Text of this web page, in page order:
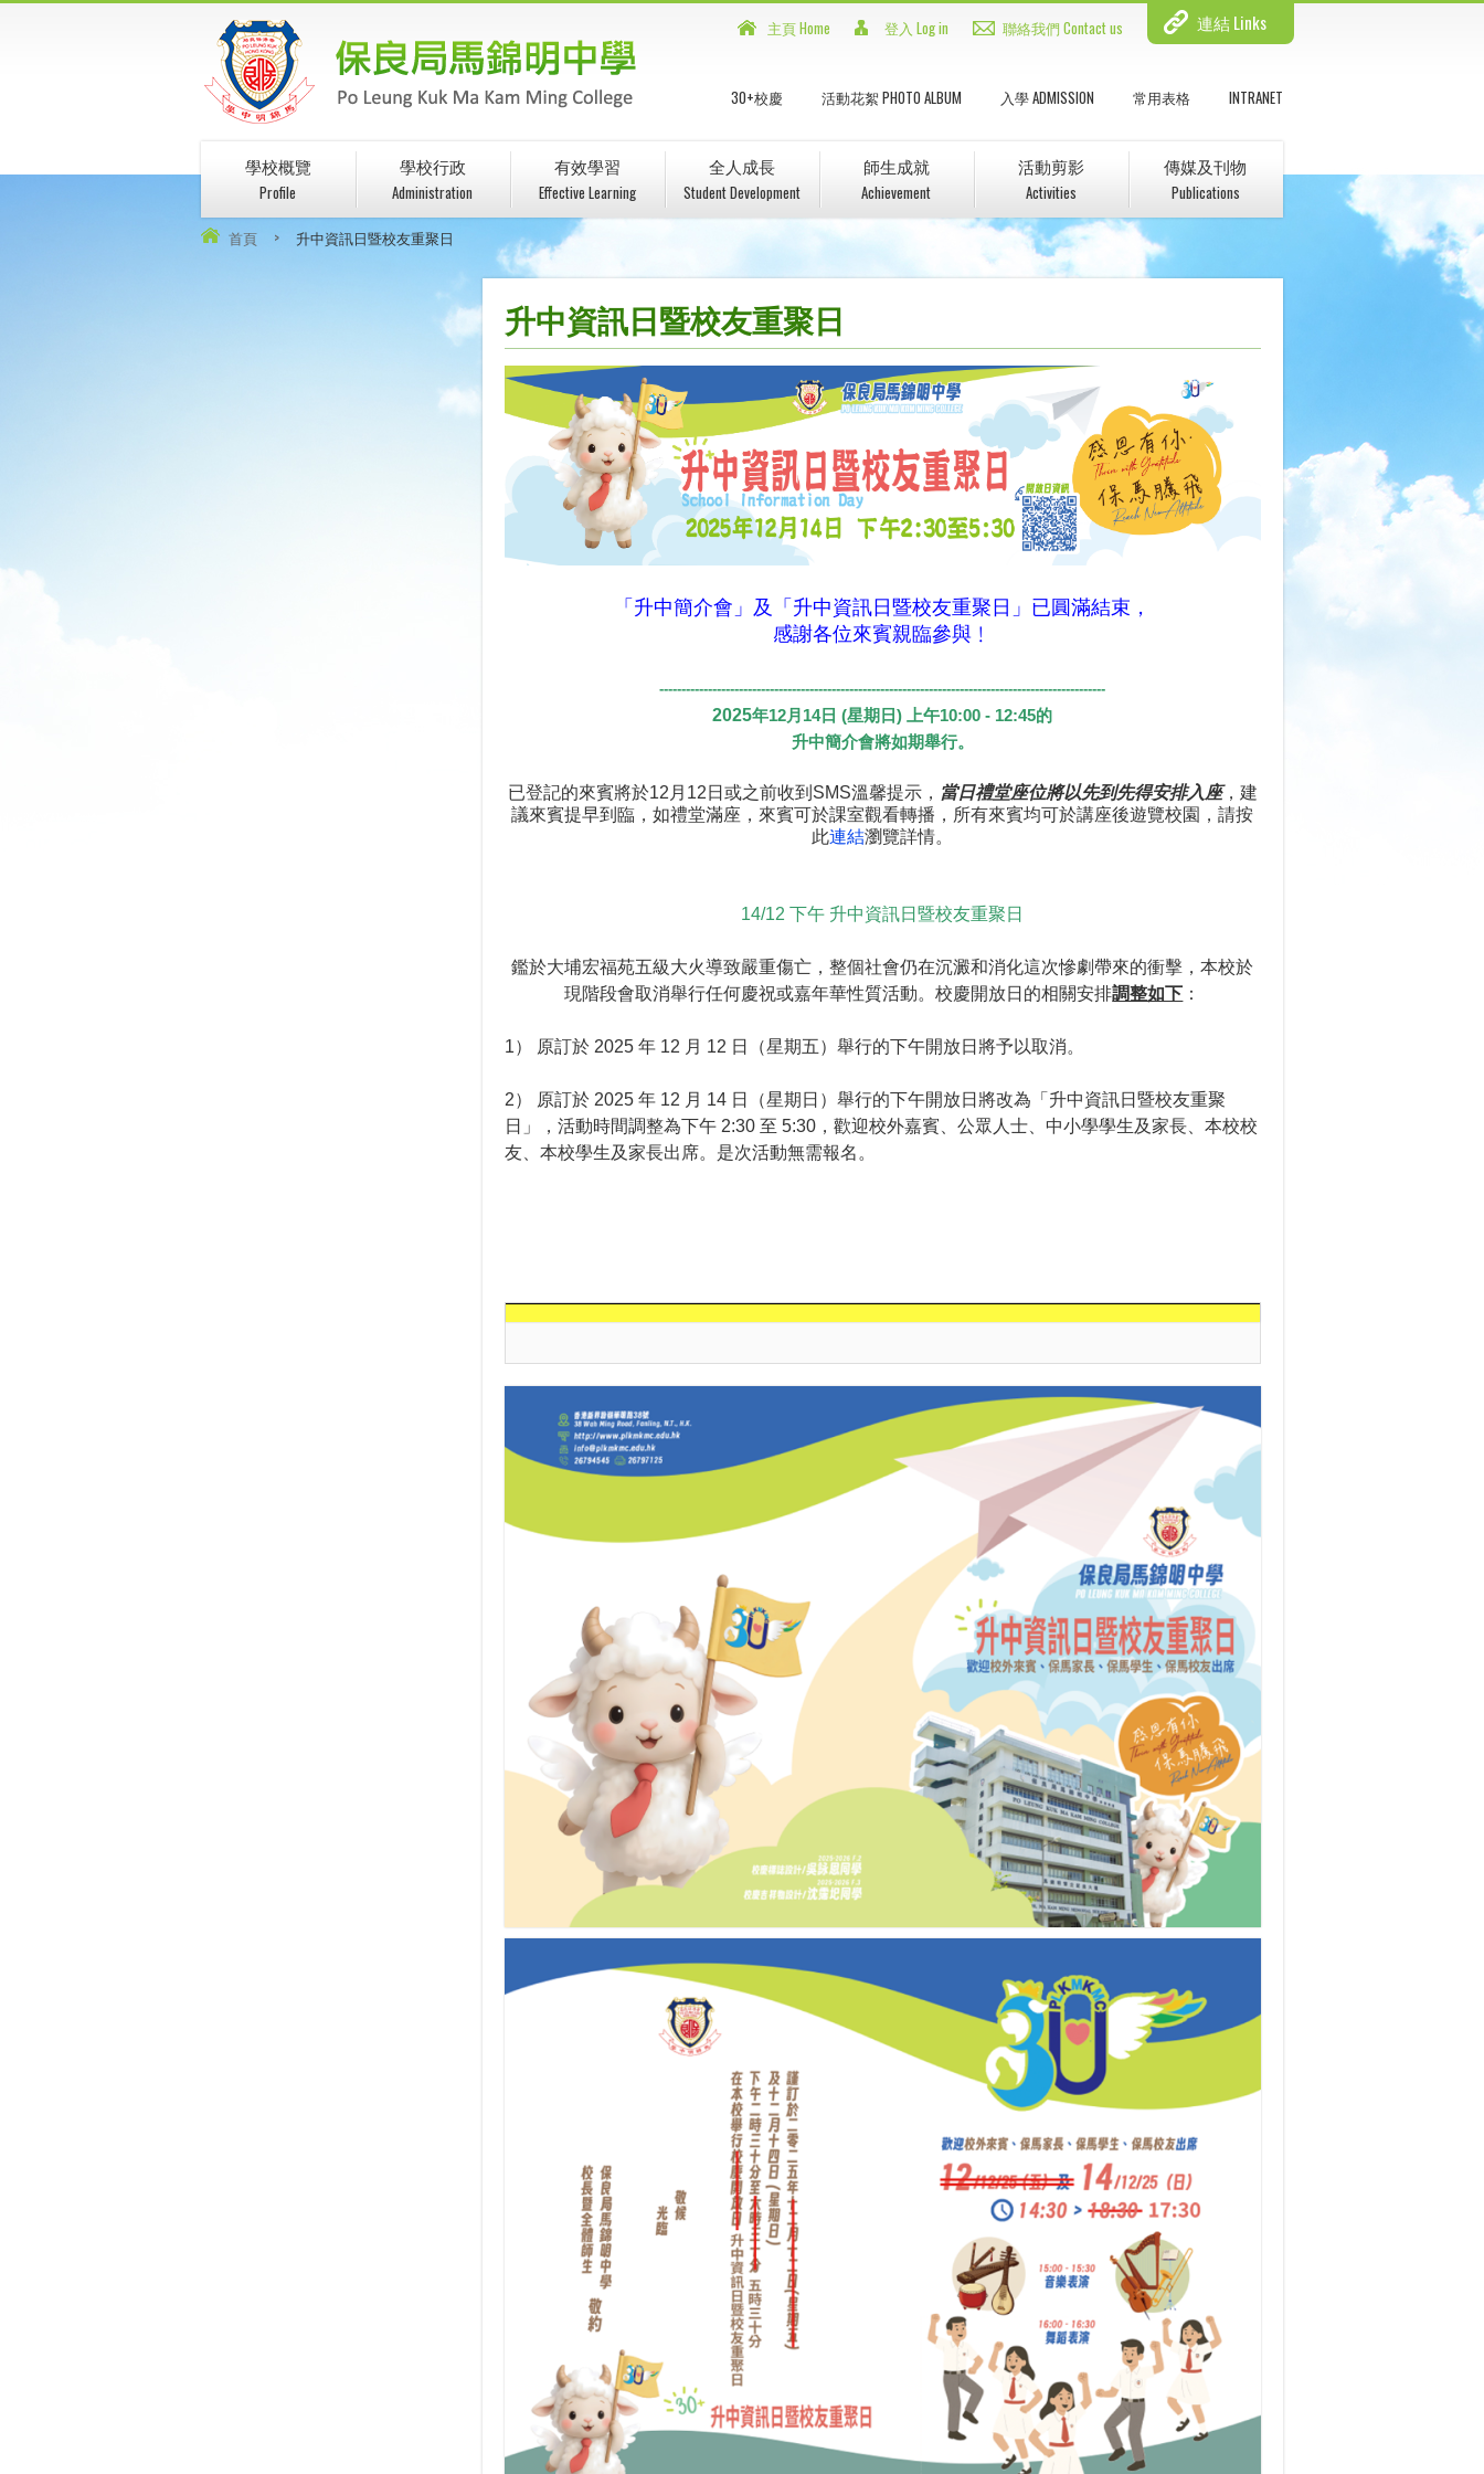
主頁 Home 登入 Log in 聯絡我們 Contact us 連結 Links
30+校慶 活動花絮 PHOTO ALBUM 入學 ADMISSION 常用表格 INTRANET
學校概覽
Profile
學校行政
Administration
有效學習
Effective Learning
全人成長
Student Development
師生成就
Achievement
活動剪影
Activities
傳媒及刊物
Publications
首頁 > 升中資訊日暨校友重聚日
升中資訊日暨校友重聚日
「升中簡介會」及「升中資訊日暨校友重聚日」已圓滿結束，
感謝各位來賓親臨參與﹗
-----------------------------------------------------------------------------------------------------
2025年12月 14日 (星期日) 上午10:00 - 12:45的
升中簡介會將如期舉行。
已登記的來賓將於12 月 12 日或之前收到 SMS溫馨提示， 當日禮堂座位將以先到先得安排入座，建
議來賓提早到臨，如禮堂滿座，來賓可於課室觀看轉播，所有來賓均可於講座後遊覽校園 ，請按
此連結瀏覽詳情。
14/12 下午 升中資訊日暨校友重聚日
鑑於大埔宏福苑五級大火導致嚴重傷亡，整個社會仍在沉澱和消化這次慘劇帶來的衝擊，本校於
現階段會取消舉行任何慶祝或嘉年華性質活動。校慶開放日的相關安排調整如下 ：
1） 原訂於2025 年12 月 12 日（星期五）舉行的下午開放日將予以取消。
2） 原訂於2025 年12 月 14 日（星期日）舉行的下午開放日將改為「升中資訊日暨校友重聚
日」，活動時間調整為下午2:30 至 5:30，歡迎校外嘉賓、公眾人士、中小學學生及家長、本校校
友、本校學生及家長出席。是次活動無需報名。